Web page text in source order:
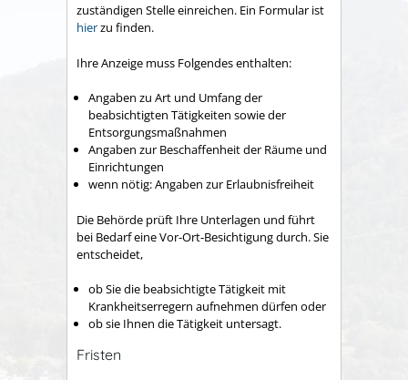
zuständigen Stelle einreichen. Ein Formular ist
hierzu finden.
Ihre Anzeige muss Folgendes enthalten:
Angaben zu Art und Umfang der
beabsichtigten Tätigkeiten sowie der
Entsorgungsmaßnahmen
Angaben zur Beschaffenheit der Räume und
Einrichtungen
wenn nötig: Angaben zur Erlaubnisfreiheit
Die Behörde prüft Ihre Unterlagen und führt
bei Bedarf eine Vor-Ort-Besichtigung durch. Sie
entscheidet,
ob Sie die beabsichtigte Tätigkeit mit
Krankheitserregern aufnehmen dürfen oder
ob sie Ihnen die Tätigkeit untersagt.
Fristen